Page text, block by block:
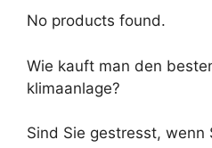
No products found.
Wie kauft man den
klimaanlage?
Sind Sie gestresst, wenn